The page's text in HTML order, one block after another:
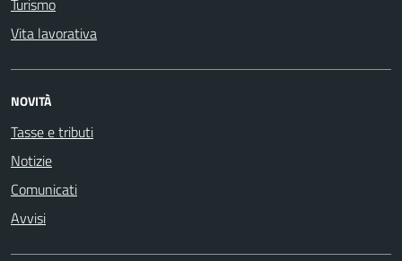
Turismo
Vita lavorativa
NOVITÀ
Tasse e tributi
Notizie
Comunicati
Avvisi